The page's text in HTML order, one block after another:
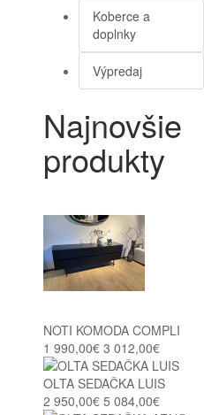
Koberce a
doplnky
Výpredaj
Najnovšie
produkty
NOTI KOMODA COMPLI
1 990,00€ 3 012,00€
OLTA SEDAČKA LUIS
2 950,00€ 5 084,00€